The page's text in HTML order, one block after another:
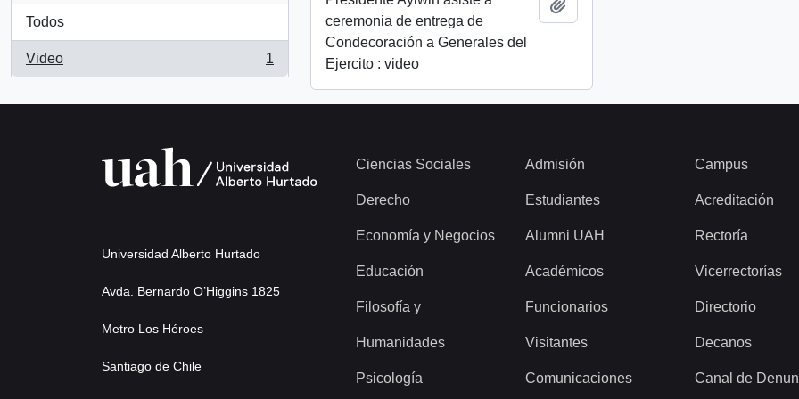
Todos
Video
, 1 resultados
1
ceremonia de entrega de
Condecoración a Generales del
Ejercito : video
Universidad Alberto Hurtado
Avda. Bernardo O’Higgins 1825
Metro Los Héroes
Santiago de Chile
Ciencias Sociales
Derecho
Economía y Negocios
Educación
Filosofía y
Humanidades
Psicología
Admisión
Estudiantes
Alumni UAH
Académicos
Funcionarios
Visitantes
Comunicaciones
Campus
Acreditación
Rectoría
Vicerrectorías
Directorio
Decanos
Canal de